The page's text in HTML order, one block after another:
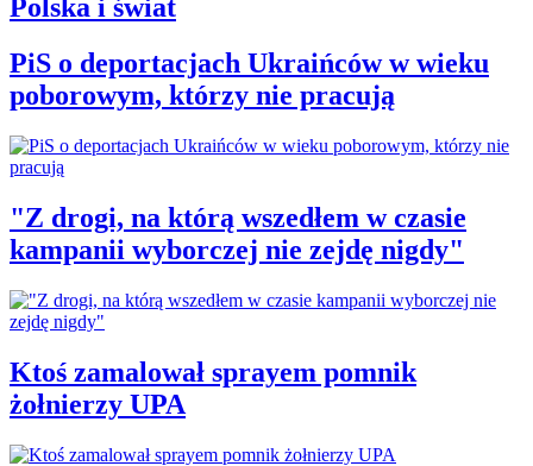
Polska i świat
PiS o deportacjach Ukraińców w wieku
poborowym, którzy nie pracują
"Z drogi, na którą wszedłem w czasie
kampanii wyborczej nie zejdę nigdy"
Ktoś zamalował sprayem pomnik
żołnierzy UPA